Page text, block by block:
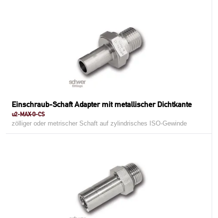
Einschraub-Schaft Adapter mit metallischer Dichtkante
u2-MAX-G-CS
zölliger oder metrischer Schaft auf zylindrisches ISO-Gewinde